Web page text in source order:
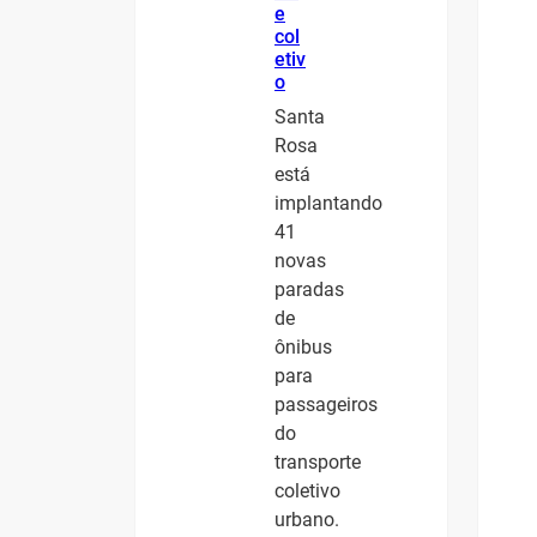
e
col
etiv
o
Santa
Rosa
está
implantando
41
novas
paradas
de
ônibus
para
passageiros
do
transporte
coletivo
urbano.